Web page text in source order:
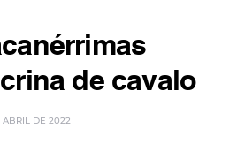
de cavalo
ABRIL DE 2022